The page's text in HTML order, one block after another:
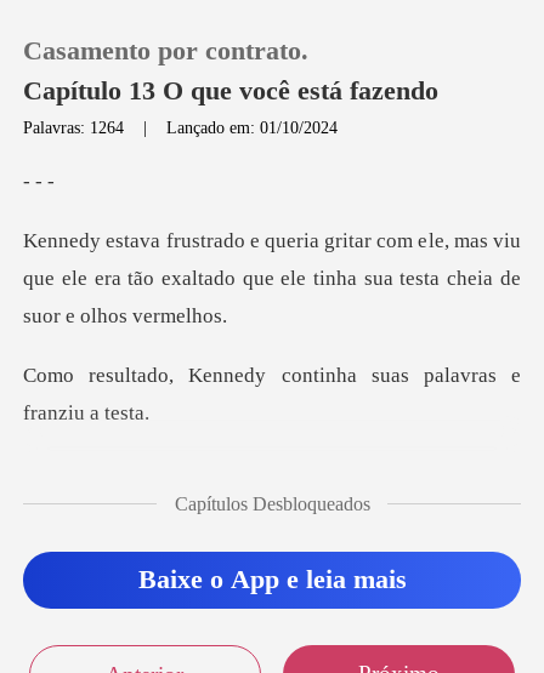
Loja
Histórico
Casamento por contrato.
Capítulo 13 O que você está fazendo
Palavras: 1264 |Lançado em: 01/10/2024
le, mas viu
que ele era tão exaltado que ele t
dy continha suas pala
s que substituiu sua irmã
Capítulos Desbloqueados
Baixe o App e leia mais